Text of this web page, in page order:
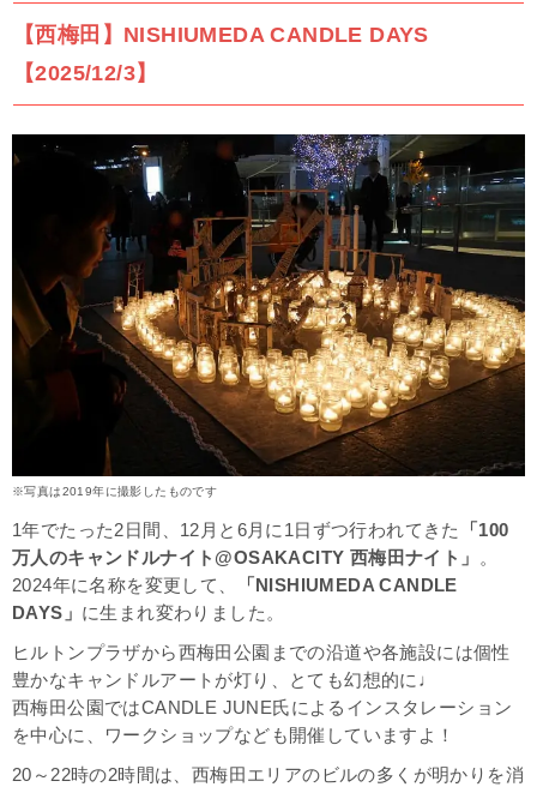
【西梅田】NISHIUMEDA CANDLE DAYS
【2025/12/3】
※写真は2019年に撮影したものです
1年でたった2日間、12月と6月に1日ずつ行われてきた
「100
万人のキャンドルナイト@OSAKACITY 西梅田ナイト」 。
2024年に名称を変更して、
「NISHIUMEDA CANDLE
DAYS」 に生まれ変わりました。
ヒルトンプラザから西梅田公園までの沿道や各施設には個性
豊かなキャンドルアートが灯り、とても幻想的に♩
西梅田公園ではCANDLE JUNE氏によるインスタレーション
を中心に、ワークショップなども開催していますよ！
20～22時の2時間は、西梅田エリアのビルの多くが明かりを消